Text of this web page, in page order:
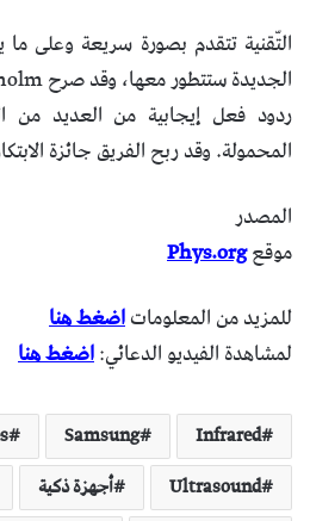
التّقنية تتقدم بصورة سريعة وعلى ما
الجديدة ستتطور معها، وقد صرح Risholm أن التقنية لاقت
ردود فعل إيجابية من العديد من
المحمولة. وقد ربح الفريق جائزة
المصدر
موقعPhys.org
للمزيد من المعلوماتاضغط هنا
لمشاهدة الفيديو الدعائي:اضغط هنا
Infrared
Samsung
Ultrasound
أجهزة ذكية